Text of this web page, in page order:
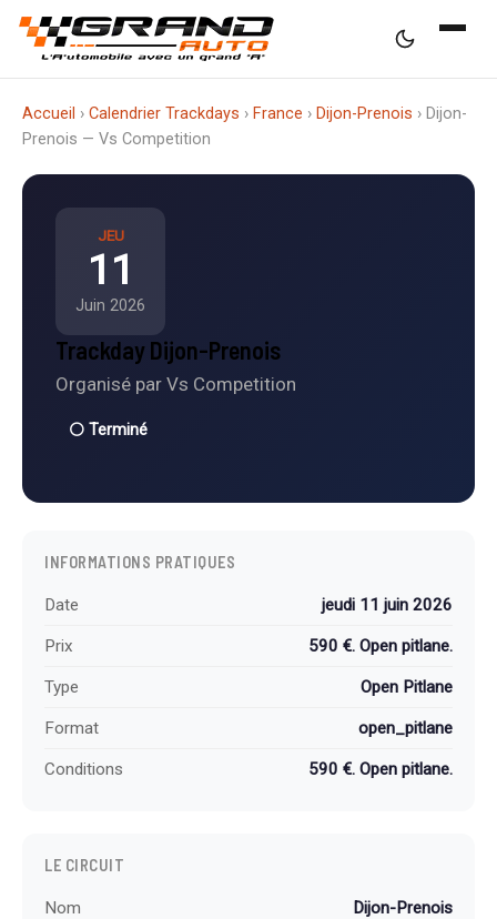
Accueil › Calendrier Trackdays › France › Dijon-Prenois › Dijon-
Prenois — Vs Competition
JEU
11
Juin 2026
Trackday Dijon-Prenois
Organisé par Vs Competition
⚪ Terminé
INFORMATIONS PRATIQUES
Date jeudi 11 juin 2026
Prix 590 €. Open pitlane.
Type Open Pitlane
Format open_pitlane
Conditions 590 €. Open pitlane.
LE CIRCUIT
Nom Dijon-Prenois